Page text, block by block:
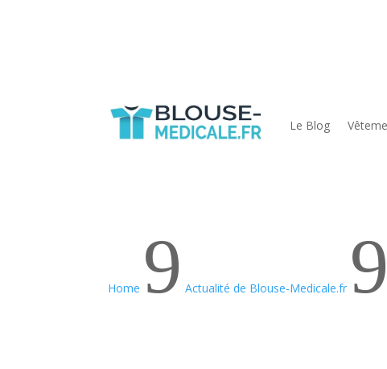
Le Blog
Home 9 Actualité de Blouse-Medicale.fr 9